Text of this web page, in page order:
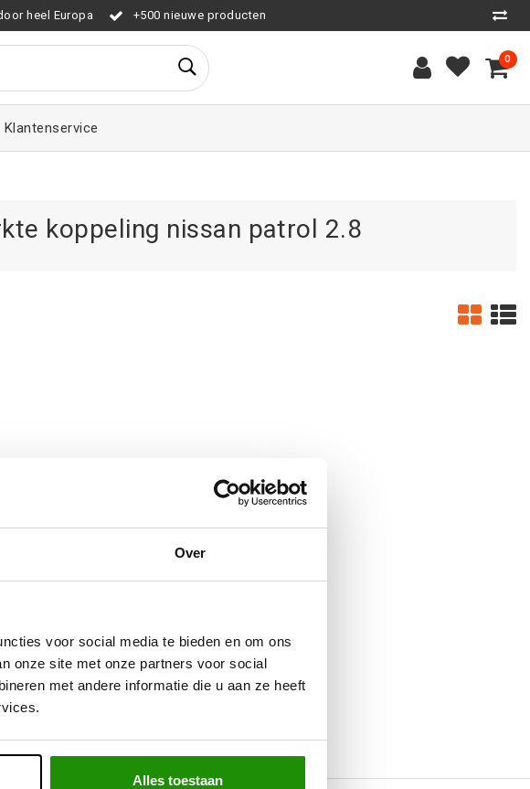
Over
voor social media te bieden en om ons
onze site met onze partners voor social
met andere informatie die u aan ze heeft
Alles toestaan
heel Europa +500 nieuwe producten
0
Klantenservice
koppeling nissan patrol 2.8